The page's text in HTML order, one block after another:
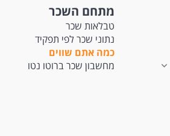
מתחם השכר
טבלאות שכר
נתוני שכר לפי תפקיד
כמה אתם שווים
מחשבון שכר ברוטו נטו